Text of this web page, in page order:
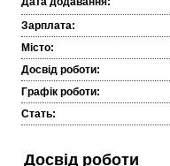
Зарплата:
Місто:
Досвід роботи:
Графік роботи:
Стать:
Досвід роботи